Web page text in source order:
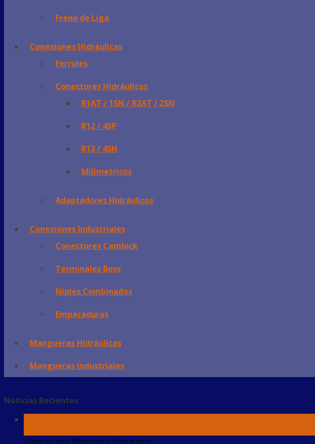
Freno de Liga
Conexiones Hidráulicas
Ferrules
Conectores Hidráulicos
R1AT / 1SN / R2AT / 2SN
R12 / 4SP
R13 / 4SH
Milimetricos
Adaptadores Hidráulicos
Conexiones Industriales
Conectores Camlock
Terminales Boss
Niples Combinados
Empacaduras
Mangueras Hidráulicas
Mangueras Industriales
Noticias Recientes
¿Que es una Manguera Hidráulica?